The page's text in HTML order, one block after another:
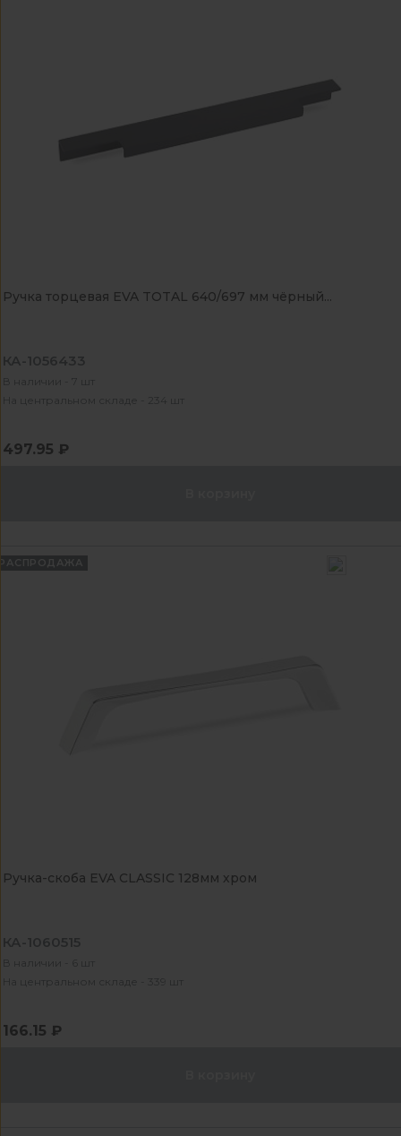
Ручка торцевая EVA TOTAL 640/697 мм чёрный...
КА-1056433
В наличии - 7 шт
На центральном складе - 234 шт
497.95 ₽
Ручка-скоба EVA CLASSIC 128мм хром
КА-1060515
В наличии - 6 шт
На центральном складе - 339 шт
166.15 ₽